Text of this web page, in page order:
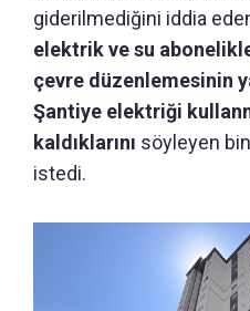
giderilmediğini iddia
elektrik ve su
çevre düzenlemesinin
Şantiye elektriği
kaldıklarını söyleyen
istedi.